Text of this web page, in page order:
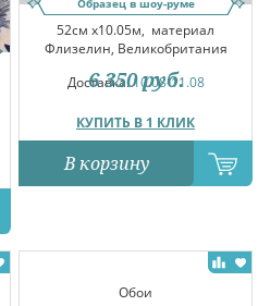
Образец в шоу-руме
52см x10.05м, материал
Флизелин, Великобритания
Доставка:10.08-11.08
КУПИТЬ В 1 КЛИК
6 350 руб.
В корзину
Обои